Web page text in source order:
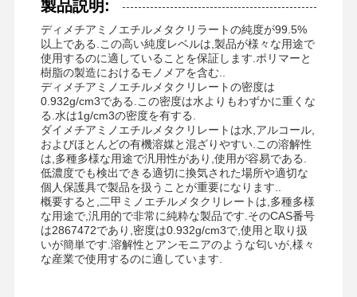
製品説明:
ディメチアミノエチルメタクリラートの純度が99.5%
以上である.この高い純度レベルは,製品が様々な用途で
使用するのに適していることを保証します.ポリマーと
樹脂の製造におけるモノメアを含む..
ディメチアミノエチルメタクリレートの密度は
0.932g/cm3である.この密度は水よりもわずかに重くな
る.水は1g/cm3の密度を有する.
ダイメチアミノエチルメタクリレートは水,アルコール,
およびほとんどの有機溶媒と混ざりやすい.この溶解性
は,多種多様な用途で汎用性があり,使用が容易である.
低濃度でも検出できる適切に換気された場所や適切な
個人保護具で製品を扱うことが重要になります..
概要すると,二甲ミノエチルメタクリレートは,多種多様
な用途で,汎用的で非常に純粋な製品です.そのCAS番号
は2867472であり,密度は0.932g/cm3で,使用と取り扱
いが簡単です.溶解性とアンモニアのような匂いが,様々
な産業で使用するのに適しています.